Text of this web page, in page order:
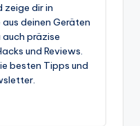
zeige dir in
deinen Geräten
präzise
und Reviews.
besten Tipps und